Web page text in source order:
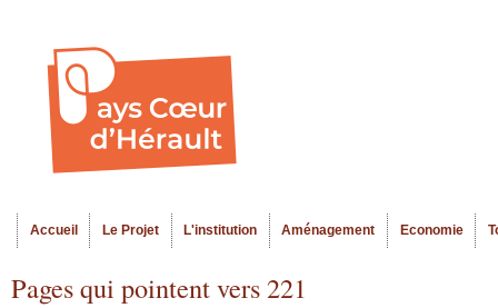
Menu principal
Accueil Le Projet L'institution Aménagement Economie
Pages qui pointent vers 221